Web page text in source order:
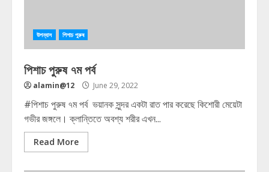
উপন্যাস পিশাচ পুরুষ
পিশাচ পুরুষ ৭ম পর্ব
alamin@12 June 29, 2022
#পিশাচ পুরুষ ৭ম পর্ব ভয়ানক সুন্দর একটা রাত পার করেছে কিশোরী মেয়েটা
গভীর জঙ্গলে। ক্লান্তিতে অবশ্য শরীর এখন...
Read More